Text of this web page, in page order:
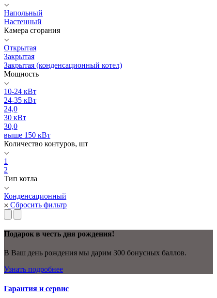
Напольный
Настенный
Камера сгорания
Открытая
Закрытая
Закрытая (конденсационный котел)
Мощность
10-24 кВт
24-35 кВт
24,0
30 кВт
30,0
выше 150 кВт
Количество контуров, шт
1
2
Тип котла
Конденсационный
Сбросить фильтр
Подарок в честь дня рождения!
В Ваш день рождения мы дарим 300 бонусных баллов.
Узнать подробнее
Гарантия и сервис